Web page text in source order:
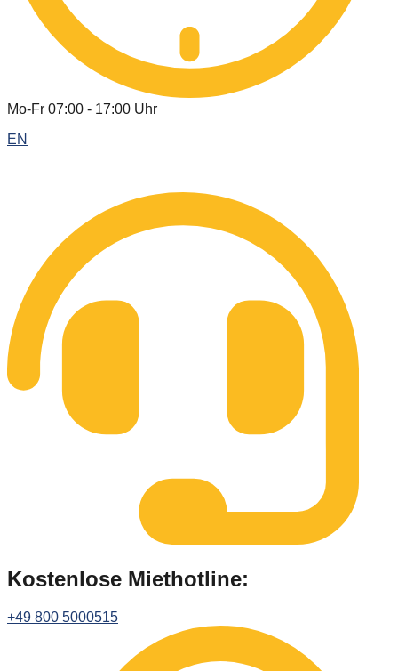
Mo-Fr 07:00 - 17:00 Uhr
EN
Kostenlose Miethotline:
+49 800 5000515